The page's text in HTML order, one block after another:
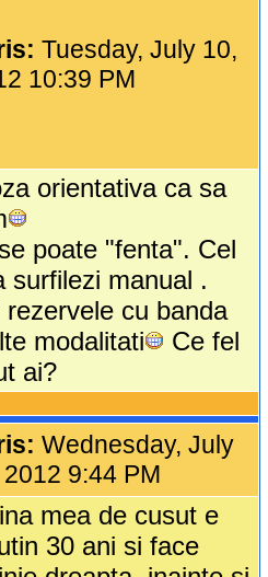
Tuesday, July 10,
10:39 PM
orientativa ca sa
poate "fenta". Cel
surfilezi manual .
cu banda
modalitati
Ce fel
ai?
Wednesday, July
2012 9:44 PM
mea de cusut e
30 ani si face